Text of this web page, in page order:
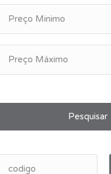
Pesquisar